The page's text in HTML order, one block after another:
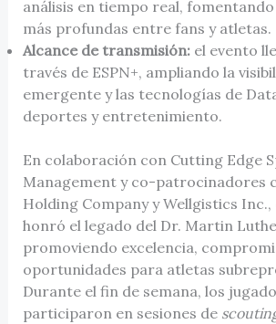
análisis en tiempo real,
más profundas entre fans y atletas.
Alcance de transmisión:el evento
través de ESPN+, ampliando la
emergente y las tecnologías de
deportes y entretenimiento.
En colaboración con Cutting Edge
Management y co-patrocinadores
Holding Company y Wellgistics Inc.,
honró el legado del Dr. Martin
promoviendo excelencia,
oportunidades para atletas
Durante el fin de semana, los
participaron en sesiones de